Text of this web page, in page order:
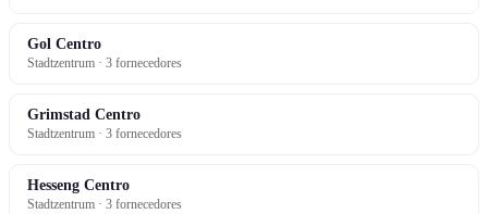
Gol Centro
Stadtzentrum · 3 fornecedores
Grimstad Centro
Stadtzentrum · 3 fornecedores
Hesseng Centro
Stadtzentrum · 3 fornecedores